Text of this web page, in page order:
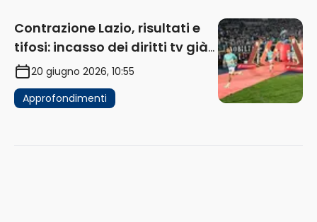
Contrazione Lazio, risultati e
tifosi: incasso dei diritti tv già
in flessione
20 giugno 2026, 10:55
Approfondimenti